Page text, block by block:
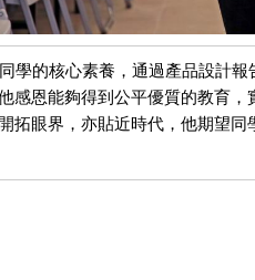
學的核心素養，通過產品設計
感恩能夠得到公平優質的教育
拓眼界，亦貼近時代，他期望